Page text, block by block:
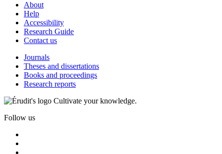
About
Help
Accessibility
Research Guide
Contact us
Journals
Theses and dissertations
Books and proceedings
Research reports
Cultivate your knowledge.
Follow us